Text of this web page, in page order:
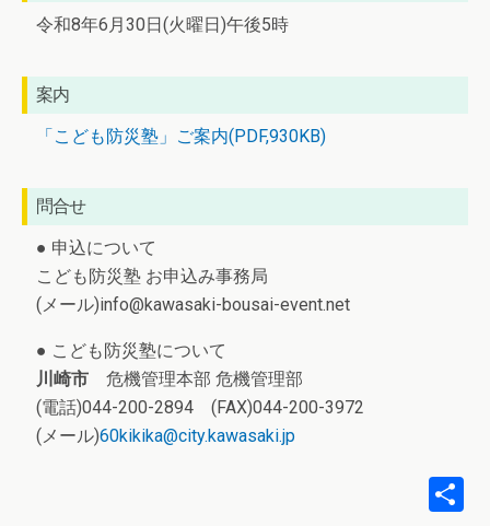
令和8年6月30日(火曜日)午後5時
案内
「こども防災塾」ご案内(PDF,930KB)
問合せ
● 申込について
こども防災塾 お申込み事務局
(メール)info@kawasaki-bousai-event.net
● こども防災塾について
川崎市 危機管理本部 危機管理部
(電話)044-200-2894 (FAX)044-200-3972
(メール)60kikika@city.kawasaki.jp